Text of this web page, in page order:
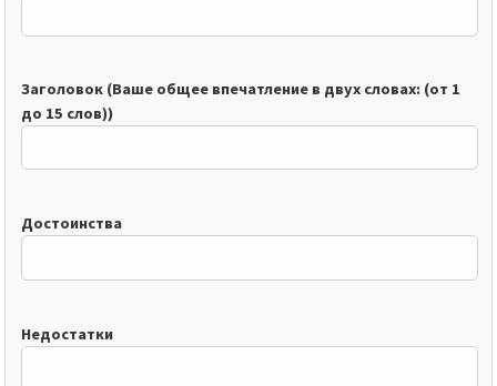
Заголовок (Ваше общее впечатление в двух словах: (от 1
до 15 слов))
Достоинства
Недостатки